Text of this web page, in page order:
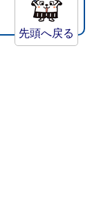
先頭へ戻る